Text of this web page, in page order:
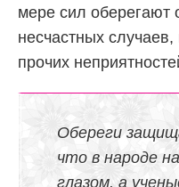
мере сил оберегают
несчастных
прочих
Обереги
что в народе
глазом, а